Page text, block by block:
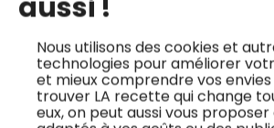
aussi !
Nous utilisons des cookies et
technologies pour améliorer
et mieux comprendre vos
trouver LA recette qui change
eux, on peut aussi vous
intensément gourmande…